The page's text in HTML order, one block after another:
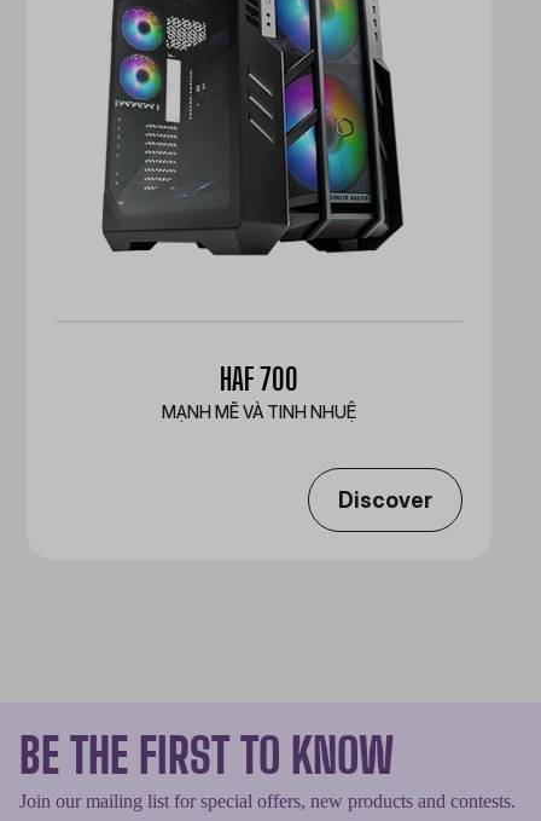
HAF 700
MẠNH MẼ VÀ TINH NHUỆ
Discover
BE THE FIRST TO KNOW
Join our mailing list for special offers, new products and contests.